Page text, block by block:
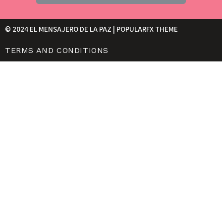
© 2024 EL MENSAJERO DE LA PAZ | POPULARFX THEME
TERMS AND CONDITIONS